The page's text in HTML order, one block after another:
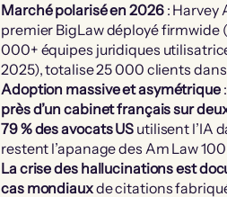
Marché polarisé en 2026: Harvey
premier BigLaw déployé
000+ équipes juridiques
2025), totalise 25 000 clients
Adoption massive et asymétrique
près d’un cabinet français sur
79 % des avocats US utilisent l’IA
restent l’apanage des Am Law
La crise des hallucinations est
cas mondiauxde citations